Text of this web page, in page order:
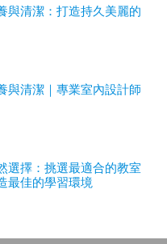
與清潔：打造持久美麗的
與清潔｜專業室內設計師
選擇：挑選最適合的教室
最佳的學習環境